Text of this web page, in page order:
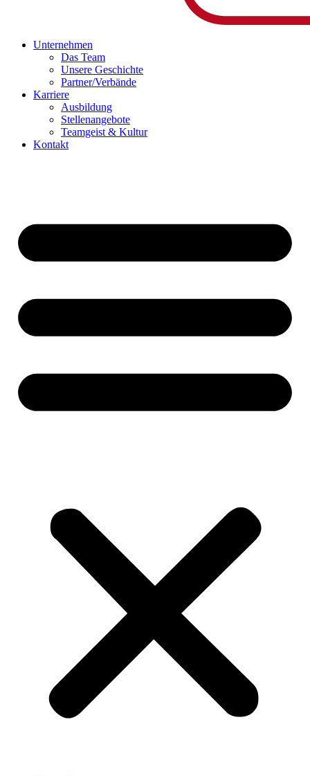
Unternehmen
Das Team
Unsere Geschichte
Partner/Verbände
Karriere
Ausbildung
Stellenangebote
Teamgeist & Kultur
Kontakt